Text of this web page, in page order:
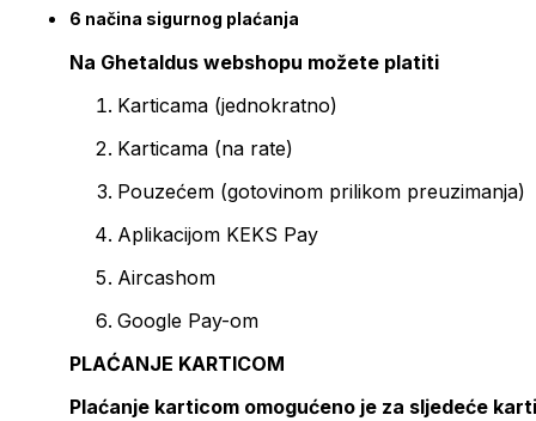
6 načina sigurnog plaćanja
Na Ghetaldus webshopu možete platiti
Karticama (jednokratno)
Karticama (na rate)
Pouzećem (gotovinom prilikom preuzimanja)
Aplikacijom KEKS Pay
Aircashom
Google Pay-om
PLAĆANJE KARTICOM
Plaćanje karticom omogućeno je za sljedeće